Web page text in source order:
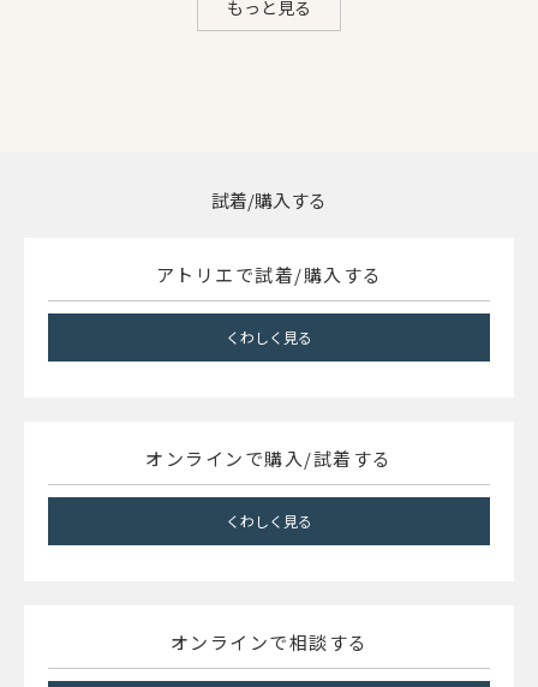
もっと見る
試着/購入する
アトリエで試着/購入する
くわしく見る
オンラインで購入/試着する
くわしく見る
オンラインで相談する